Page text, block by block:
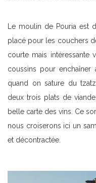
Le moulin de Pouria est
placé pour les couchers
courte mais intéressante
coussins pour enchaîner
quand on sature du
deux trois plats de
belle carte des vins. Ce
nous croiserons ici un
et décontractée.